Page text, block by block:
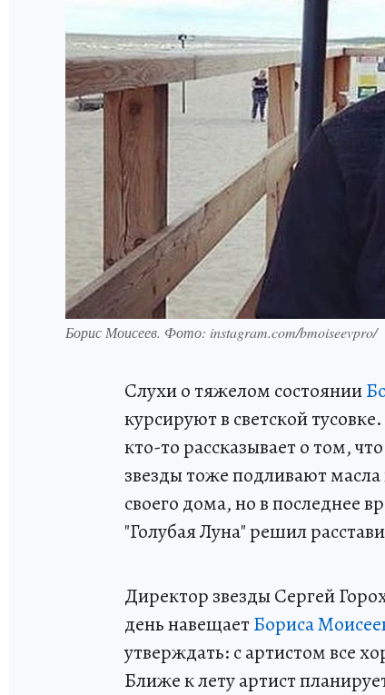
Борис Моисеев. Фото: instagram.com/bmoiseevpro/
Слухи о тяжелом состоянии
курсируют в светской
кто-то рассказывает о том,
звезды тоже подливают
своего дома, но в последнее
"Голубая Луна" решил
Директор звезды Сергей
день навещаетБориса
утверждать: с артистом все
Ближе к лету артист